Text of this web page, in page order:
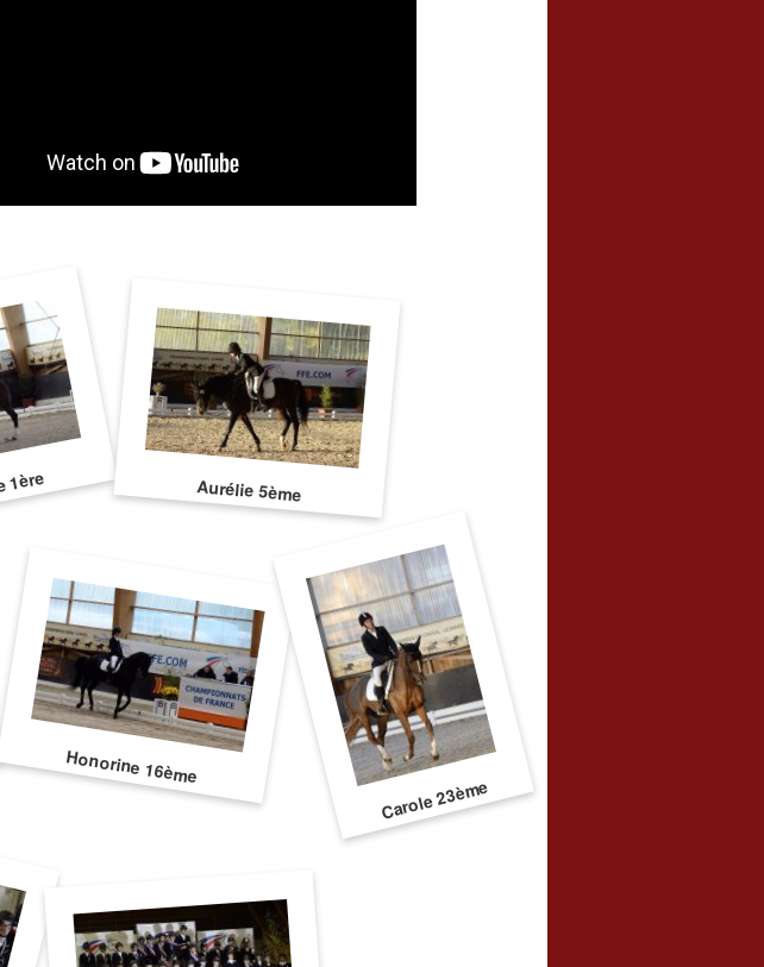
1ère Aurélie 5ème
Honorine 16ème
Carole 23ème